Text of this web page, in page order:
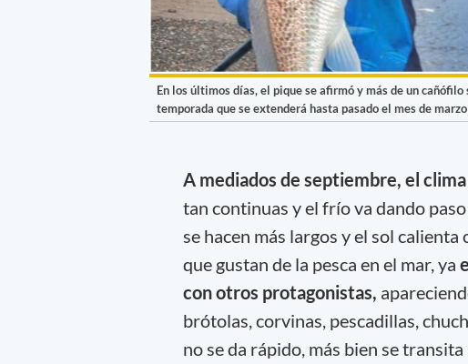
En los últimos días, el pique se afirmó y más de un
temporada que se extenderá hasta pasado el mes de
A mediados de septiembre, el
tan continuas y el frío va dando
se hacen más largos y el sol
que gustan de la pesca en el mar, ya
con otros protagonistas,
brótolas, corvinas, pescadillas,
no se da rápido, más bien se